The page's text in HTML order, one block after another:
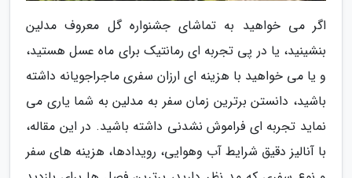
اگر می خواهید به تماشای جشنواره گل معروف مدلین
بنشینید، یا در پی تجربه ای رمانتیک برای ماه عسل هستید،
و یا می خواهید با هزینه ای ارزان سفری ماجراجویانه داشته
باشید، دانستن برترین زمان سفر به مدلین به شما یاری می
نماید تجربه ای فراموش نشدنی داشته باشید. در این مقاله،
با آنالیز دقیق شرایط آب وهوایی، رویدادها، هزینه های سفر